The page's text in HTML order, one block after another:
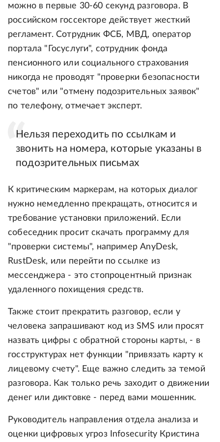
можно в первые 30-60 секунд разговора. В
российском госсекторе действует жесткий
регламент. Сотрудник ФСБ, МВД, оператор
портала "Госуслуги", сотрудник фонда
пенсионного или социального страхования
никогда не проводят "проверки безопасности
счетов" или "отмену подозрительных заявок"
по телефону, отмечает эксперт.
Нельзя переходить по ссылкам и
звонить на номера, которые указаны в
подозрительных письмах
К критическим маркерам, на которых диалог
нужно немедленно прекращать, относится и
требование установки приложений. Если
собеседник просит скачать программу для
"проверки системы", например AnyDesk,
RustDesk, или перейти по ссылке из
мессенджера - это стопроцентный признак
удаленного похищения средств.
Также стоит прекратить разговор, если у
человека запрашивают код из SMS или просят
назвать цифры с обратной стороны карты, - в
госструктурах нет функции "привязать карту к
лицевому счету". Еще важно следить за темой
разговора. Как только речь заходит о движении
денег или диктовке - перед вами мошенник.
Руководитель направления отдела анализа и
оценки цифровых угроз Infosecurity Кристина